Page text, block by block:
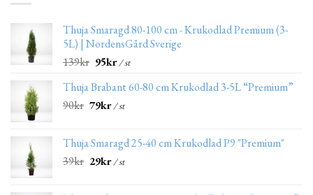
Thuja Smaragd 80-100 cm - Krukodlad Premium (3-
5L) | NordensGård Sverige
139kr 95kr/ st
Thuja Brabant 60-80 cm Krukodlad 3-5L “Premium”
90kr 79kr/ st
Thuja Smaragd 25-40 cm Krukodlad P9 "Premium"
39kr 29kr/ st